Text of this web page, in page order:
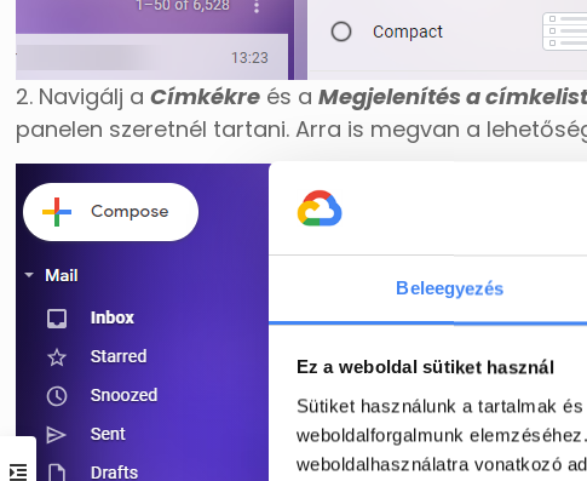
Beleegyezés
Ez a weboldal sütiket használ
Sütiket használunk a tartalmak
weboldalforgalmunk
weboldalhasználatra vonatkozó
2. Navigálj aCímkékre és aMegjelenítés a
panelen szeretnél tartani. Arra is megvan a